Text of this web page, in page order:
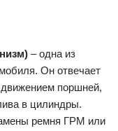
– одна из
Он отвечает
поршней,
в цилиндры.
ремня ГРМ или